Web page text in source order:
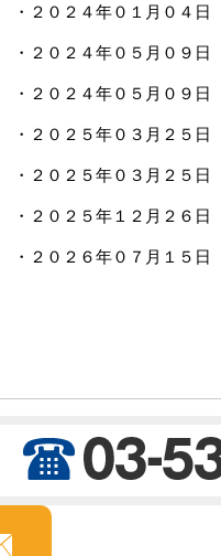
・２０２４年０１月０４日
・２０２４年０５月０９日
・２０２４年０５月０９日
・２０２５年０３月２５日
・２０２５年０３月２５日
・２０２５年１２月２６日
・２０２６年０７月１５日